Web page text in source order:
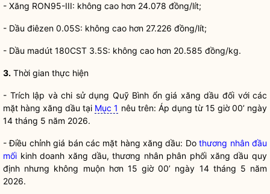
- Xăng RON95-III: không cao hơn 24.078 đồng/lít;
- Dầu điêzen 0.05S: không cao hơn 27.226 đồng/lít;
- Dầu madút 180CST 3.5S: không cao hơn 20.585 đồng/kg.
3. Thời gian thực hiện
- Trích lập và chi sử dụng Quỹ Bình ổn giá xăng dầu đốivới các
mặt hàng xăng dầu tại Mục 1 nêu trên: Áp dụng từ 15 giờ 00’ ngày
14 tháng 5 năm 2026.
- Điều chỉnh giá bán các mặt hàng xăng dầu: Dothương nhân đầu
mối kinh doanh xăng dầu, thương nhân phân phối xăng dầu quy
định nhưng không muộn hơn 15 giờ 00’ ngày 14 tháng 5 năm
2026.